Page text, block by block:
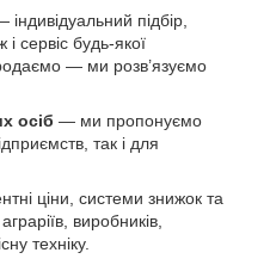
індивідуальний підбір,
і сервіс будь-якої
— ми розв’язуємо
осіб — ми пропонуємо
так і для
ціни, системи знижок та
виробників,
техніку.